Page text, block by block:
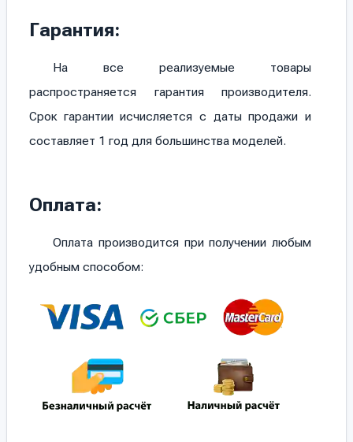
Гарантия:
На все реализуемые товары
распространяется гарантия производителя.
Срок гарантии исчисляется с даты продажи и
составляет 1 год для большинства моделей.
Оплата:
Оплата производится при получении любым
удобным способом: